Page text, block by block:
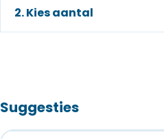
2. Kies aantal
Suggesties